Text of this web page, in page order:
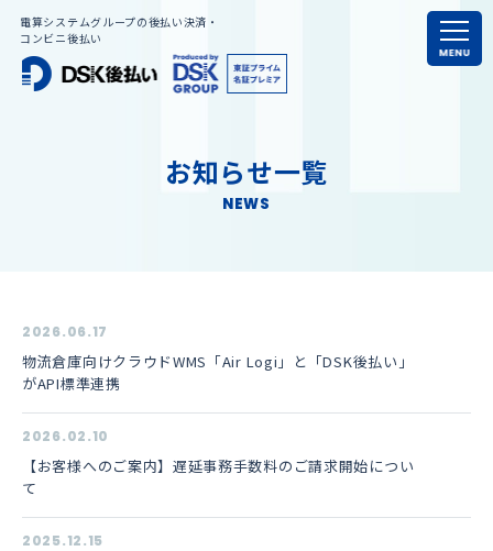
電算システムグループの後払い決済・
コンビニ後払い
お知らせ一覧
NEWS
2026.06.17
物流倉庫向けクラウドWMS「Air Logi」と「DSK後払い」
がAPI標準連携
2026.02.10
【お客様へのご案内】遅延事務手数料のご請求開始につい
て
2025.12.15